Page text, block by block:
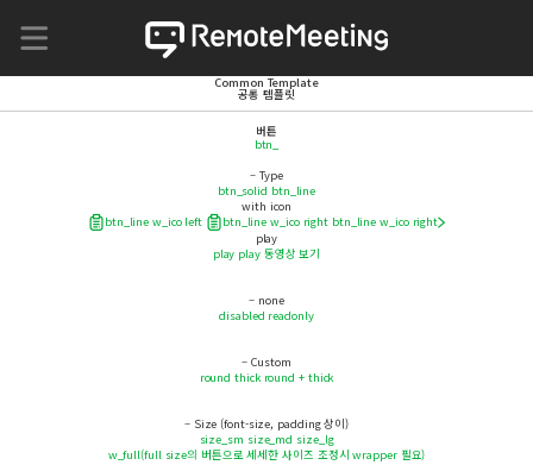
Common Template
공통 템플릿
버튼
btn_
– Type
btn_solid btn_line
with icon
btn_line w_ico left
btn_line w_ico right btn_line w_ico right
play
play play 동영상 보기
– none
disabled readonly
– Custom
round thick round + thick
– Size (font-size, padding 상이)
size_sm size_md size_lg
w_full(full size의 버튼으로 세세한 사이즈 조정시 wrapper 필요)